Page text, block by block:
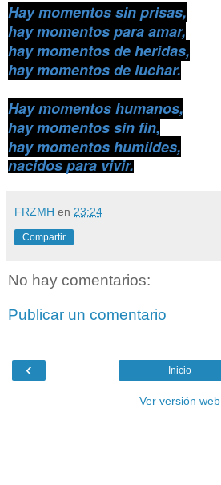
Hay momentos sin prisas,
hay momentos para amar,
hay momentos de heridas,
hay momentos de luchar.
Hay momentos humanos,
hay momentos sin fin,
hay momentos humildes,
nacidos para vivir.
FRZMH en 23:24
Compartir
No hay comentarios:
Publicar un comentario
‹ Inicio
Ver versión web